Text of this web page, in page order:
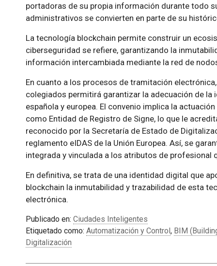
portadoras de su propia información durante todo
administrativos se convierten en parte de su
La tecnología blockchain permite construir un
ciberseguridad se refiere, garantizando la
información intercambiada mediante la red de
En cuanto a los procesos de tramitación
colegiados permitirá garantizar la adecuación de la
española y europea. El convenio implica la
como Entidad de Registro de Signe, lo que le
reconocido por la Secretaría de Estado de
reglamento eIDAS de la Unión Europea. Así, se
integrada y vinculada a los atributos de profesional
En definitiva, se trata de una identidad digital que
blockchain la inmutabilidad y trazabilidad de esta
electrónica.
Publicado en: Ciudades Inteligentes
Etiquetado como: Automatización y Control , BIM
Digitalización